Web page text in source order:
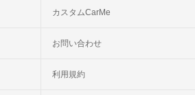
カスタムCarMe
お問い合わせ
利用規約